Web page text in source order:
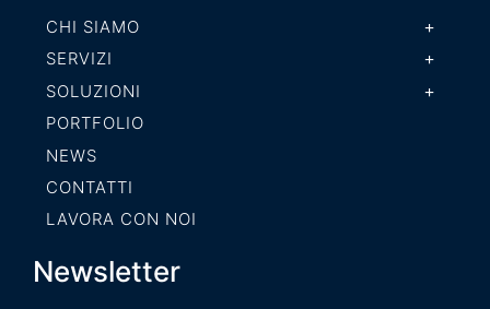
CHI SIAMO
SERVIZI
SOLUZIONI
PORTFOLIO
NEWS
CONTATTI
LAVORA CON NOI
Newsletter